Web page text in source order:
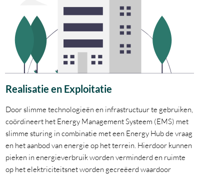
Realisatie en Exploitatie
Door slimme technologieën en infrastructuur te gebruiken,
coördineert het Energy Management Systeem (EMS) met
slimme sturing in combinatie met een Energy Hub de vraag
en het aanbod van energie op het terrein. Hierdoor kunnen
pieken in energieverbruik worden verminderd en ruimte
op het elektriciteitsnet worden gecreëerd waardoor